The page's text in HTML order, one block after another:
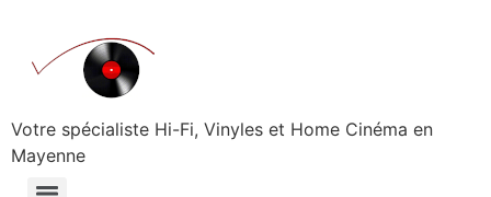
contenu
Votre spécialiste Hi-Fi, Vinyles et Home Cinéma en
Mayenne